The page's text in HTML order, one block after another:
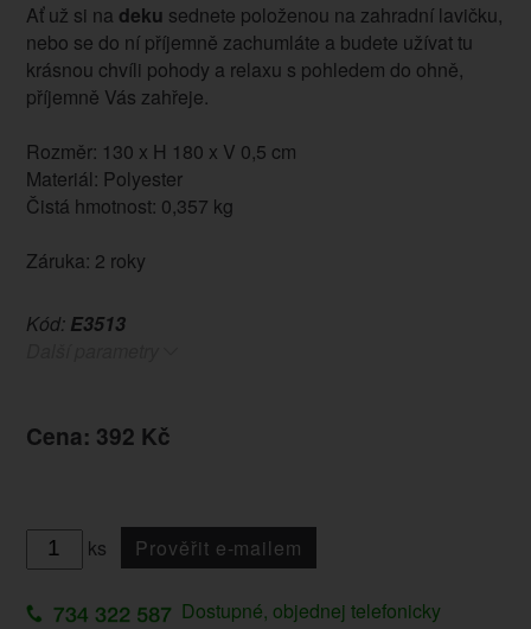
Ať už si na deku sednete položenou na zahradní lavičku,
nebo se do ní příjemně zachumláte a budete užívat tu
krásnou chvíli pohody a relaxu s pohledem do ohně,
příjemně Vás zahřeje.
Rozměr: 130 x H 180 x V 0,5 cm
Materiál: Polyester
Čistá hmotnost: 0,357 kg
Záruka: 2 roky
Kód: E3513
Cena: 392 Kč
ks Prověřit e-mailem
Dostupné, objednej telefonicky